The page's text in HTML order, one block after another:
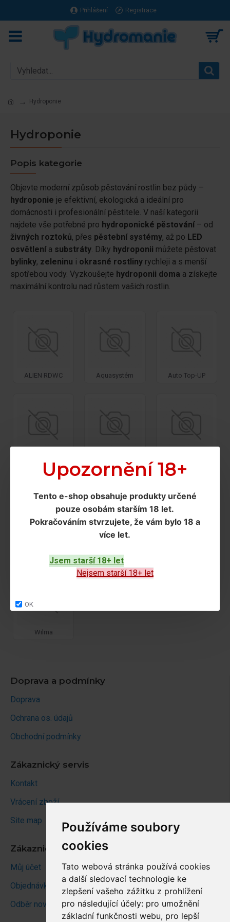
Používáme soubory
cookies
Tato webová stránka používá cookies
a další sledovací technologie ke
zlepšení vašeho zážitku z prohlížení
pro následující účely: pro umožnění
základní funkčnosti webu, pro lepší
Upozornění 18+
Tento e-shop obsahuje produkty určené
pouze osobám starším 18 let.
Pokračováním stvrzujete, že vám bylo 18 a
více let.
Jsem starší 18+ let
Nejsem starší 18+ let
OK
Přihlášení Registrace
Hydroponie
Hydroponie
Popis kategorie
Objevte moderní způsob pěstování rostlin bez půdy –
hydroponie je efektivní, ekologická a ideální pro
domácnosti i profesionální pěstitele. V naší kategorii
najdete vše potřebné pro hydroponické pěstování– od
živných roztoků, přes pěstební systémy, až po LED
osvětlenía substráty. Díky hydroponii můžete pěstovat
bylinky, zeleninu i okrasné rostliny rychleji a s menší
spotřebou vody. Vyzkoušejte hydroponii doma a získejte
maximální kontrolu nad růstem vašich rostlin.
ALIEN RDWC Aquasystém Auto Top-UP
Flo Gro
RDWC
Wilma
Doprava a podmínky
Doprava
Ochrana os. údajů
Obchodní podmínky
Zákaznický servis
Kontakt
Vrácení zboží
Site map
Zákaznický účet
Můj účet
Objednávky
Odběr novinek